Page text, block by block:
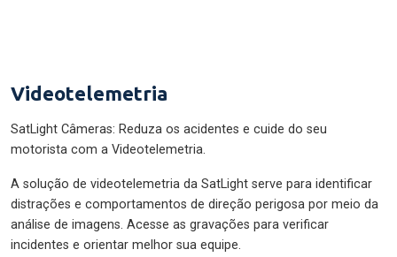
Videotelemetria
SatLight Câmeras: Reduza os acidentes e cuide do seu
motorista com a Videotelemetria.
A solução de videotelemetria da SatLight serve para identificar
distrações e comportamentos de direção perigosa por meio da
análise de imagens. Acesse as gravações para verificar
incidentes e orientar melhor sua equipe.